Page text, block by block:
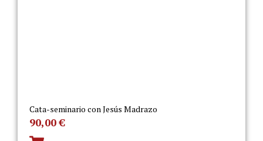
Cata-seminario con Jesús Madrazo
90,00€